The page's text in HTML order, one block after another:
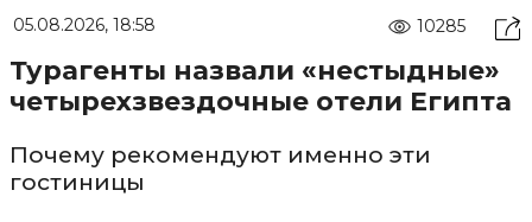
05.08.2026, 18:58 10285
Турагенты назвали «нестыдные»
четырехзвездочные отели Египта
Почему рекомендуют именно эти
гостиницы